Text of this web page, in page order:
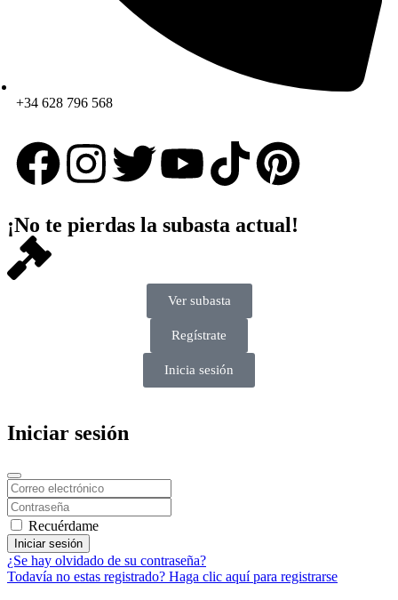
+34 628 796 568
¡No te pierdas la subasta actual!
Ver subasta
Regístrate
Inicia sesión
Iniciar sesión
Recuérdame
Iniciar sesión
¿Se hay olvidado de su contraseña?
Todavía no estas registrado? Haga clic aquí para registrarse